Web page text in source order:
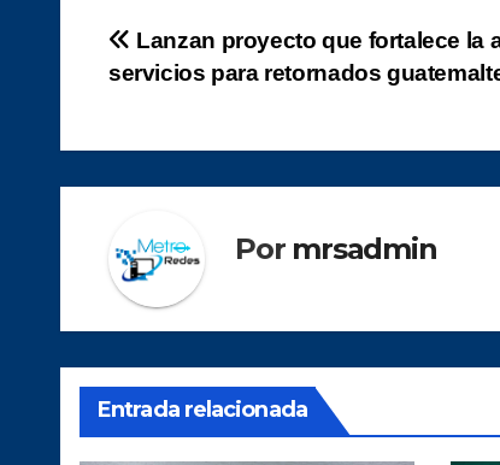
Navegación
entradas
Lanzan proyecto que fortalece la
servicios para retornados
Por mrsadmin
Entrada relacionada